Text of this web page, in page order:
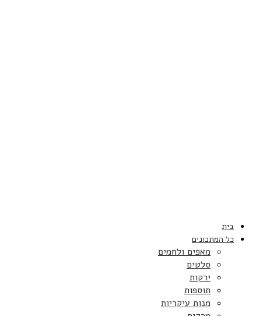
בית
כל המתכונים
מאפים ולחמים
סלטים
ירקות
תוספות
מנות עיקריות